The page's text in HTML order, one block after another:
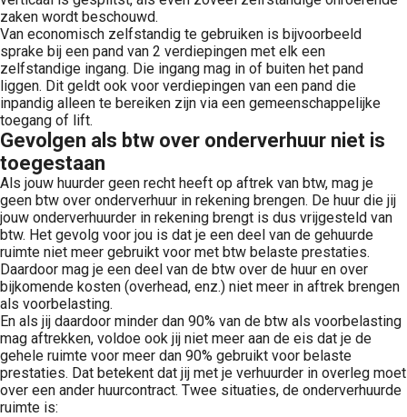
zaken wordt beschouwd.
Van economisch zelfstandig te gebruiken is bijvoorbeeld
sprake bij een pand van 2 verdiepingen met elk een
zelfstandige ingang. Die ingang mag in of buiten het pand
liggen. Dit geldt ook voor verdiepingen van een pand die
inpandig alleen te bereiken zijn via een gemeenschappelijke
toegang of lift.
Gevolgen als btw over onderverhuur niet is
toegestaan
Als jouw huurder geen recht heeft op aftrek van btw, mag je
geen btw over onderverhuur in rekening brengen. De huur die jij
jouw onderverhuurder in rekening brengt is dus vrijgesteld van
btw. Het gevolg voor jou is dat je een deel van de gehuurde
ruimte niet meer gebruikt voor met btw belaste prestaties.
Daardoor mag je een deel van de btw over de huur en over
bijkomende kosten (overhead, enz.) niet meer in aftrek brengen
als voorbelasting.
En als jij daardoor minder dan 90% van de btw als voorbelasting
mag aftrekken, voldoe ook jij niet meer aan de eis dat je de
gehele ruimte voor meer dan 90% gebruikt voor belaste
prestaties. Dat betekent dat jij met je verhuurder in overleg moet
over een ander huurcontract. Twee situaties, de onderverhuurde
ruimte is: